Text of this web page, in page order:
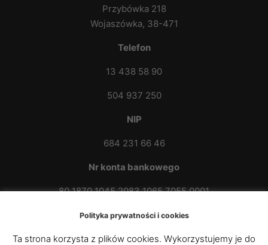
Przybówka 218
Wojaszówka, 38-471
Telefon
13 438 58 90
504 937 250
NIP
684 231 66 46
Nr konta bankowego
80 1870 1045 2083 1065 7055 0001
Polityka prywatności i cookies
Ta strona korzysta z plików cookies. Wykorzystujemy je do